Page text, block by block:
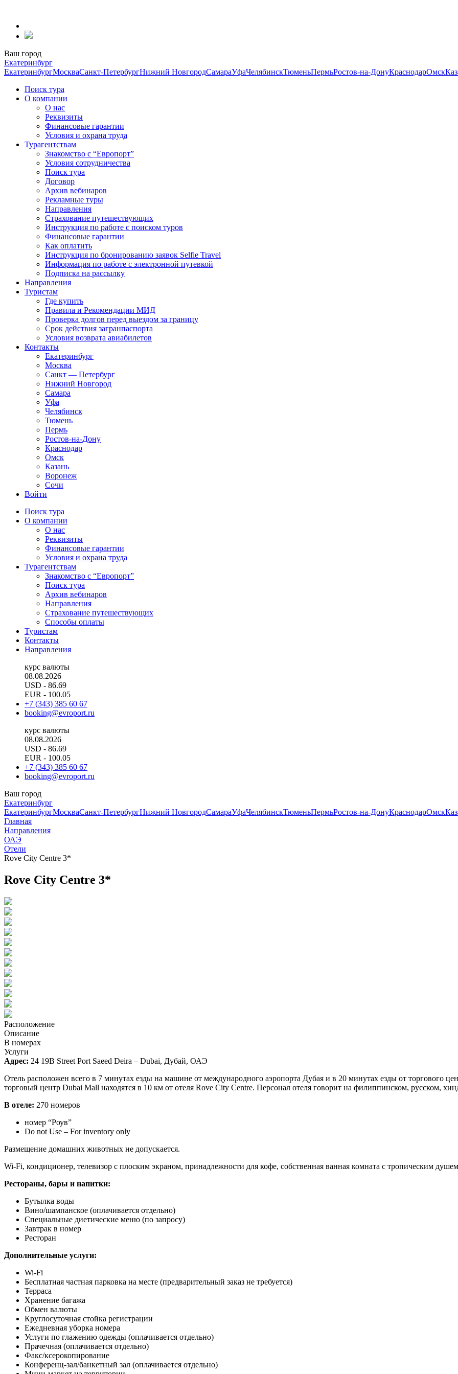
содержанию
Ваш город
Екатеринбург
ЕкатеринбургМоскваСанкт-ПетербургНижний НовгородСамараУфаЧелябинскТюменьПермьРостов-на-ДонуКраснодарОмск
Поиск тура
О компании
О нас
Реквизиты
Финансовые гарантии
Условия и охрана труда
Турагентствам
Знакомство с “Европорт”
Условия сотрудничества
Поиск тура
Договор
Архив вебинаров
Рекламные туры
Направления
Страхование путешествующих
Инструкция по работе с поиском туров
Финансовые гарантии
Как оплатить
Инструкция по бронированию заявок Selfie Travel
Информация по работе с электронной путевкой
Подписка на рассылку
Направления
Туристам
Где купить
Правила и Рекомендации МИД
Проверка долгов перед выездом за границу
Срок действия загранпаспорта
Условия возврата авиабилетов
Контакты
Екатеринбург
Москва
Санкт — Петербург
Нижний Новгород
Самара
Уфа
Челябинск
Тюмень
Пермь
Ростов-на-Дону
Краснодар
Омск
Казань
Воронеж
Сочи
Войти
Поиск тура
О компании
О нас
Реквизиты
Финансовые гарантии
Условия и охрана труда
Турагентствам
Знакомство с “Европорт”
Поиск тура
Архив вебинаров
Направления
Страхование путешествующих
Способы оплаты
Туристам
Контакты
Направления
курс валюты
08.08.2026
USD - 86.69
EUR - 100.05
+7 (343) 385 60 67
booking@evroport.ru
курс валюты
08.08.2026
USD - 86.69
EUR - 100.05
+7 (343) 385 60 67
booking@evroport.ru
Ваш город
Екатеринбург
ЕкатеринбургМоскваСанкт-ПетербургНижний НовгородСамараУфаЧелябинскТюменьПермьРостов-на-ДонуКраснодарОмск
Главная
Направления
ОАЭ
Отели
Rove City Centre 3*
Rove City Centre 3*
Расположение
Описание
В номерах
Услуги
Адрес: 24 19B Street Port Saeed Deira – Dubai, Дубай, ОАЭ
Отель расположен всего в 7 минутах езды на машине от международного аэропорта Дубая и в 20 минутах езды от торгового
торговый центр Dubai Mall находятся в 10 км от отеля Rove City Centre. Персонал отеля говорит на филиппинском, русском,
В отеле: 270 номеров
номер “Роув”
Do not Use – For inventory only
Размещение домашних животных не допускается.
Wi-Fi, кондиционер, телевизор с плоским экраном, принадлежности для кофе, собственная ванная комната с тропическим
Рестораны, бары и напитки:
Бутылка воды
Вино/шампанское (оплачивается отдельно)
Специальные диетические меню (по запросу)
Завтрак в номер
Ресторан
Дополнительные услуги:
Wi-Fi
Бесплатная частная парковка на месте (предварительный заказ не требуется)
Терраса
Хранение багажа
Обмен валюты
Круглосуточная стойка регистрации
Ежедневная уборка номера
Услуги по глажению одежды (оплачивается отдельно)
Прачечная (оплачивается отдельно)
Факс/ксерокопирование
Конференц-зал/банкетный зал (оплачивается отдельно)